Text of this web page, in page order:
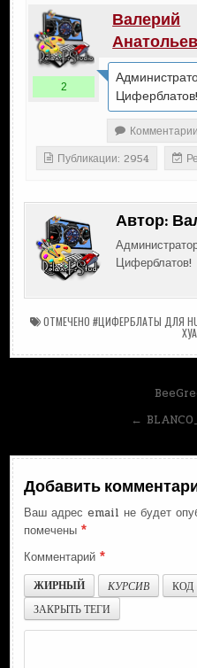
Валерий
2
Циферблатов!
Публикации: 2954
Автор:
Циферблатов!
ОТМЕЧЕНО #ЦИФЕРБЛАТЫ ДЛЯ
←
Добавить
Ваш адрес email не будет
помечены*
Комментарий*
ЖИРНЫЙ
КУРСИВ КОД
ЗАКРЫТЬ ТЕГИ